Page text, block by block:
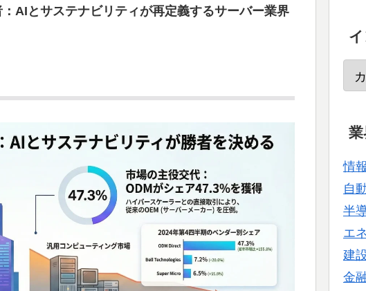
AIとサステナビリティが再定義するサーバー業界
情
自
半
エ
建
金